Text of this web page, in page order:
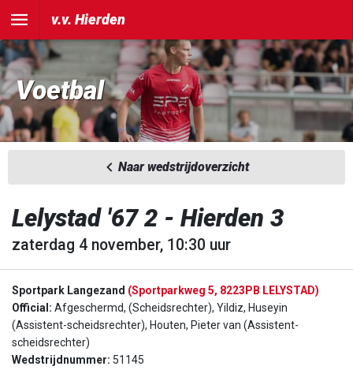
v.v. Hierden
Voetbal
Naar wedstrijdoverzicht
Lelystad '67 2 - Hierden 3
zaterdag 4 november, 10:30 uur
Sportpark Langezand (Sportparkweg 5, 8223PB LELYSTAD)
Official: Afgeschermd, (Scheidsrechter), Yildiz, Huseyin
(Assistent-scheidsrechter), Houten, Pieter van (Assistent-
scheidsrechter)
Wedstrijdnummer: 51145